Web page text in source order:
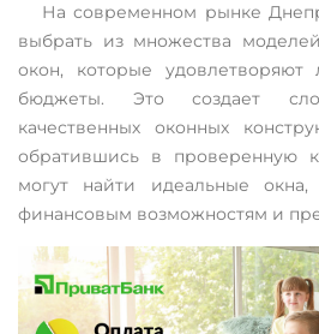
На современном рынке
выбрать из множества
окон, которые
бюджеты. Это создает
качественных оконных
обратившись в проверенную
могут найти идеальные окна,
финансовым возможностям и